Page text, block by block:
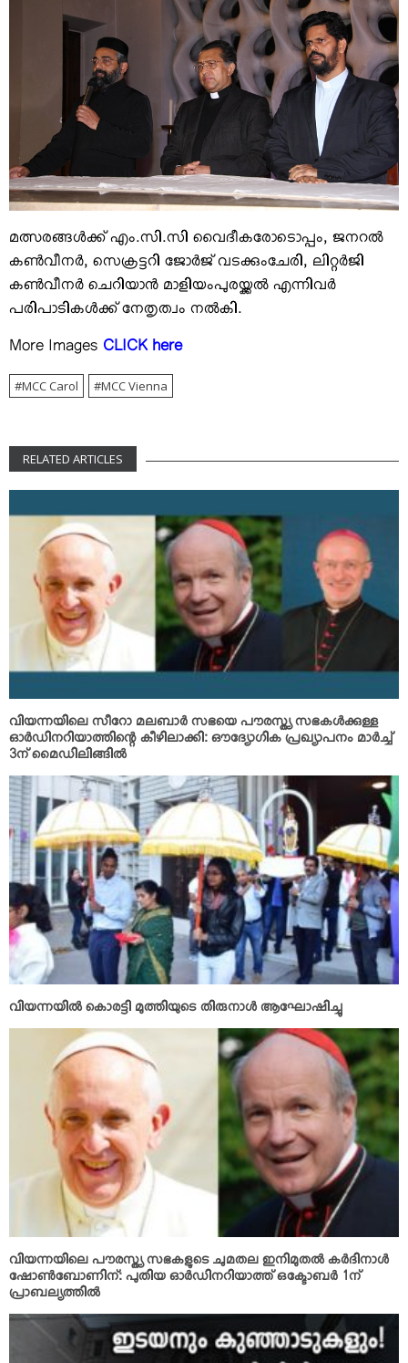
മത്സരങ്ങള്‍ക്ക് എം.സി.സി വൈദീകരോടൊപ്പം, ജനറല്‍
കണ്‍വീനര്‍, സെക്രട്ടറി ജോര്‍ജ് വടക്കുംചേരി, ലിറ്റര്‍ജി
കണ്‍വീനര്‍ ചെറിയാന്‍ മാളിയംപുരയ്ക്കല്‍ എന്നിവര്‍
പരിപാടികള്‍ക്ക് നേതൃത്വം നല്‍കി.
More Images CLICK here
MCC Carol MCC Vienna
RELATED ARTICLES
വിയന്നയിലെ സീറോ മലബാര്‍ സഭയെ പൗരസ്ത്യ സഭകള്‍ക്കുള്ള
ഓര്‍ഡിനറിയാത്തിന്റെ കീഴിലാക്കി: ഔദ്യോഗിക പ്രഖ്യാപനം മാര്‍ച്ച്
3ന് മൈഡിലിങ്ങില്‍
വിയന്നയില്‍ കൊരട്ടി മുത്തിയുടെ തിരുനാള്‍ ആഘോഷിച്ചു
വിയന്നയിലെ പൗരസ്ത്യ സഭകളുടെ ചുമതല ഇനിമുതല്‍ കര്‍ദിനാള്‍
ഷോണ്‍ബോണിന്: പുതിയ ഓര്‍ഡിനറിയാത്ത് ഒക്ടോബര്‍ 1ന്
പ്രാബല്യത്തില്‍